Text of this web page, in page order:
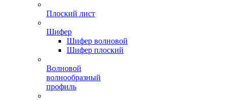
Плоский лист
Шифер
Шифер волновой
Шифер плоский
Волновой
волнообразный
профиль